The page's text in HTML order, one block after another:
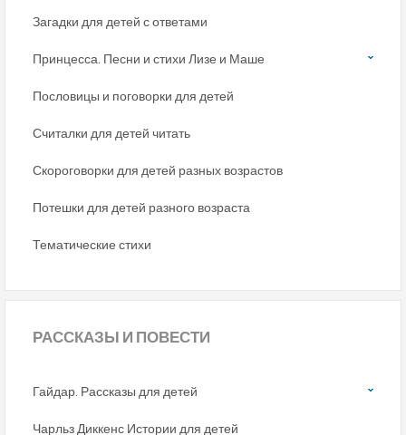
Загадки для детей с ответами
Принцесса. Песни и стихи Лизе и Маше
Пословицы и поговорки для детей
Считалки для детей читать
Скороговорки для детей разных возрастов
Потешки для детей разного возраста
Тематические стихи
РАССКАЗЫ И ПОВЕСТИ
Гайдар. Рассказы для детей
Чарльз Диккенс Истории для детей